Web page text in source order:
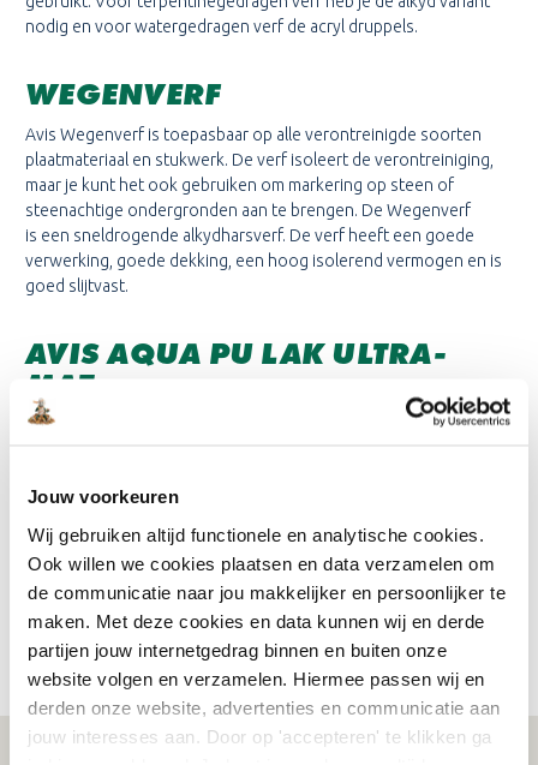
Jouw voorkeuren
Wij gebruiken altijd functionele en analytische cookies.
Ook willen we cookies plaatsen en data verzamelen om
de communicatie naar jou makkelijker en persoonlijker te
maken. Met deze cookies en data kunnen wij en derde
partijen jouw internetgedrag binnen en buiten onze
website volgen en verzamelen. Hiermee passen wij en
derden onze website, advertenties en communicatie aan
jouw interesses aan. Door op 'accepteren' te klikken ga
nodig en voor watergedragen verf de acryl druppels.
WEGENVERF
Avis Wegenverf is toepasbaar op alle verontreinigde soorten
plaatmateriaal en stukwerk. De verf isoleert de verontreiniging,
maar je kunt het ook gebruiken om markering op steen of
steenachtige ondergronden aan te brengen. De Wegenverf
is een sneldrogende alkydharsverf. De verf heeft een goede
verwerking, goede dekking, een hoog isolerend vermogen en is
goed slijtvast.
AVIS AQUA PU LAK ULTRA-
MAT
Avis Aqua PU lak Ultra-Mat is een waterverdunbare, 1-komponent,
verwerken en geeft in afgesloten ruimtes geen hinderlijke geur.
Maar het heeft nog meer voordelen! Na uitharding is de
lak bestand tegen vocht, (drink) alcohol, gebruikelijke
huishoudreinigingsmiddelen, koffie, thee, wijn, etc. Deze blanke
lak is niet bestand tegen langdurige waterbelasting op
horizontale delen.